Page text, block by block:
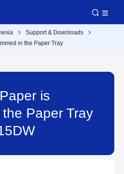
Support & Downloads
in the Paper Tray
Paper is
Paper Tray